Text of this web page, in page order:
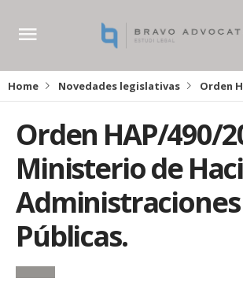
Home Novedades legislativas Orden
Orden HAP/490/
Ministerio de
Administraciones
Públicas.